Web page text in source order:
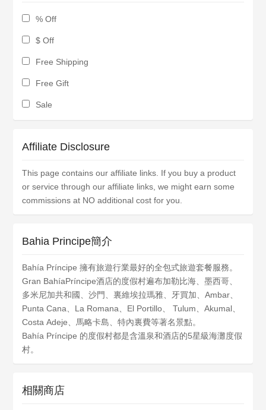
% Off
$ Off
Free Shipping
Free Gift
Sale
Affiliate Disclosure
This page contains our affiliate links. If you buy a product
or service through our affiliate links, we might earn some
commissions at NO additional cost for you.
Bahia Principe簡介
Bahía Príncipe 擁有旅遊行業最好的全包式旅遊套餐服務。
Gran BahíaPríncipe酒店的度假村遍布加勒比海、墨西哥、
多米尼加共和國、沙門、裏維埃拉瑪雅、牙買加、Ambar、
Punta Cana、La Romana、El Portillo、 Tulum、Akumal、
Costa Adeje、馬略卡島、特內裏費等著名景點。
Bahía Príncipe 的度假村都是含溫泉和酒店的5星級海灘度假
村。
相關商店